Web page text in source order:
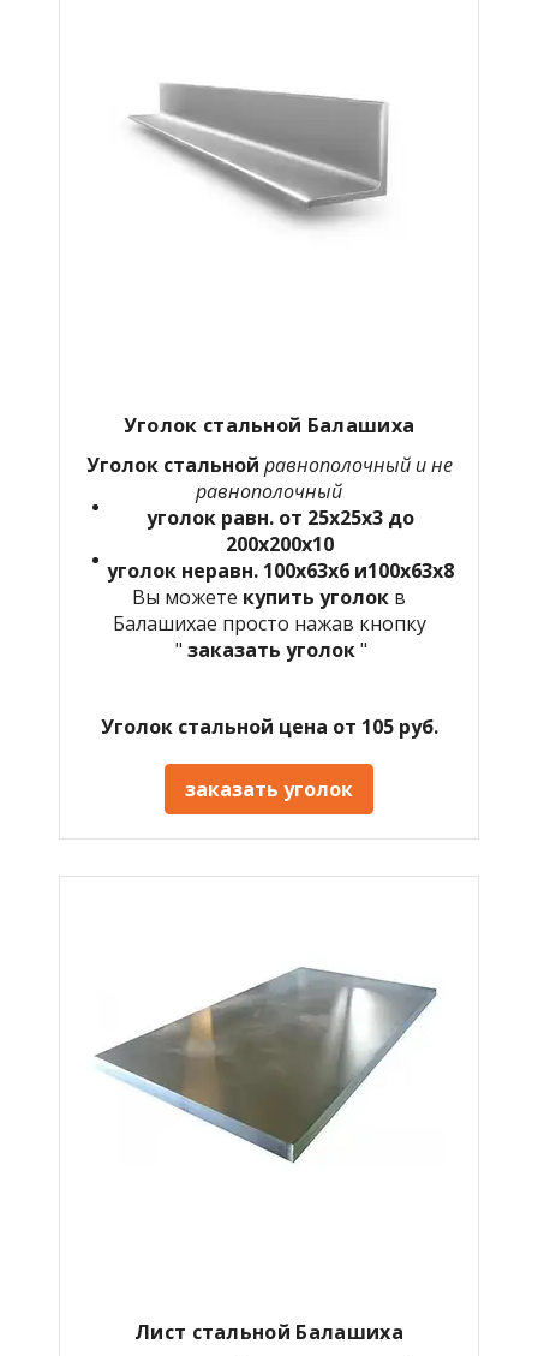
Уголок стальной Балашиха
Уголок стальной равнополочный и не
равнополочный
уголок равн. от 25х25х3 до
200х200х10
уголок неравн. 100х63х6 и100х63х8
Вы можете купить уголок в
Балашихае просто нажав кнопку
" заказать уголок"
Уголок стальной цена от 105 руб.
заказать уголок
Лист стальной Балашиха